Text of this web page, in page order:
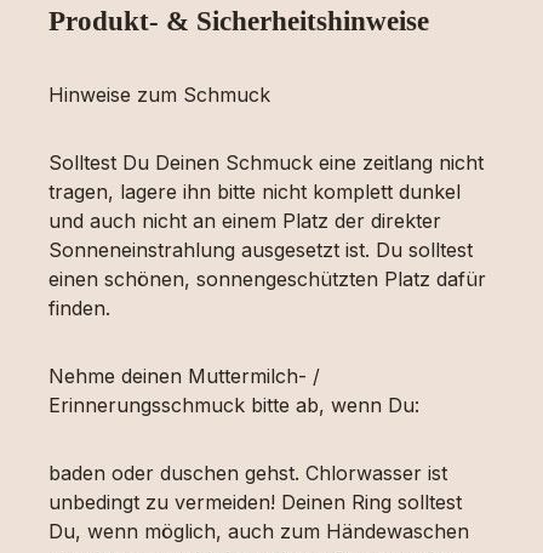
Produkt- & Sicherheitshinweise
Hinweise zum Schmuck
Solltest Du Deinen Schmuck eine zeitlang nicht
tragen, lagere ihn bitte nicht komplett dunkel
und auch nicht an einem Platz der direkter
Sonneneinstrahlung ausgesetzt ist. Du solltest
einen schönen, sonnengeschützten Platz dafür
finden.
Nehme deinen Muttermilch- /
Erinnerungsschmuck bitte ab, wenn Du:
baden oder duschen gehst. Chlorwasser ist
unbedingt zu vermeiden! Deinen Ring solltest
Du, wenn möglich, auch zum Händewaschen